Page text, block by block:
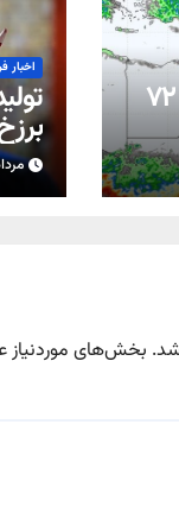
وضعیت جوی کشور در ۷۲
بارش‌های تابستانه در راه ۱۱
اخبار
مرداد
بخش‌های موردنیاز